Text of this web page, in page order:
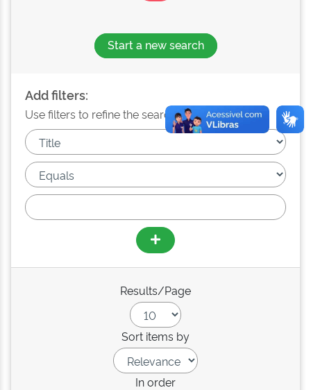
Start a new search
Add filters:
Use filters to refine the search results.
Results/Page
Sort items by
In order